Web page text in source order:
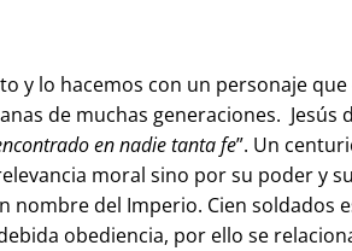
y lo hacemos con un personaje
de muchas generaciones. Jesús
en nadie tanta fe”. Un
moral sino por su poder y
nombre del Imperio. Cien soldados
obediencia, por ello se